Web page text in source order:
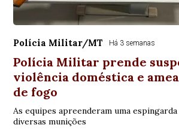
Polícia Militar/MT Há 3 semanas
Polícia Militar prende
violência doméstica e
de fogo
As equipes apreenderam uma
diversas munições